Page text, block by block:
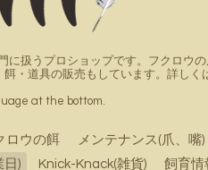
に扱うプロショップです。フクロウ
・道具の販売もしています。詳しく
at the bottom.
ロウの餌 メンテナンス(爪、嘴)
日) Knick-Knack(雑貨)
飼育情